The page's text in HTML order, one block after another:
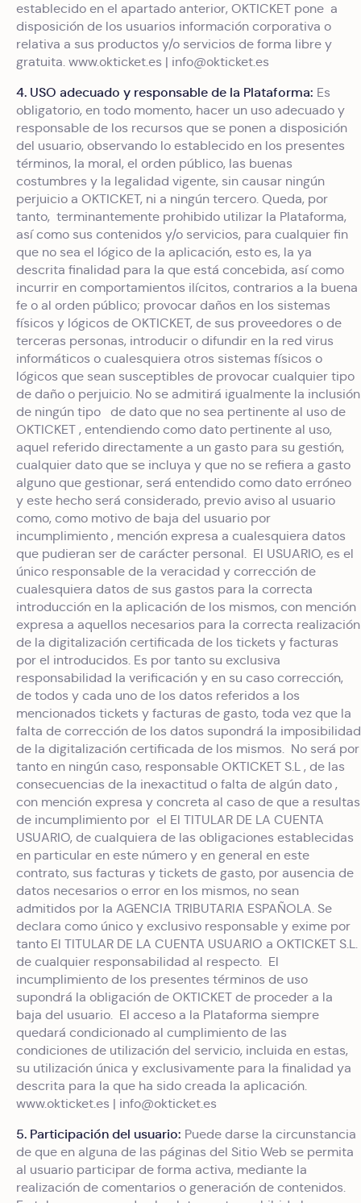
establecido en el apartado anterior, OKTICKET pone a
disposición de los usuarios información corporativa o
relativa a sus productos y/o servicios de forma libre y
gratuita. www.okticket.es | info@okticket.es
4. USO adecuado y responsable de la Plataforma: Es
obligatorio, en todo momento, hacer un uso adecuado y
responsable de los recursos que se ponen a disposición
del usuario, observando lo establecido en los presentes
términos, la moral, el orden público, las buenas
costumbres y la legalidad vigente, sin causar ningún
perjuicio a OKTICKET, ni a ningún tercero. Queda, por
tanto, terminantemente prohibido utilizar la Plataforma,
así como sus contenidos y/o servicios, para cualquier fin
que no sea el lógico de la aplicación, esto es, la ya
descrita finalidad para la que está concebida, así como
incurrir en comportamientos ilícitos, contrarios a la buena
fe o al orden público; provocar daños en los sistemas
físicos y lógicos de OKTICKET, de sus proveedores o de
terceras personas, introducir o difundir en la red virus
informáticos o cualesquiera otros sistemas físicos o
lógicos que sean susceptibles de provocar cualquier tipo
de daño o perjuicio. No se admitirá igualmente la inclusión
de ningún tipo de dato que no sea pertinente al uso de
OKTICKET , entendiendo como dato pertinente al uso,
aquel referido directamente a un gasto para su gestión,
cualquier dato que se incluya y que no se refiera a gasto
alguno que gestionar, será entendido como dato erróneo
y este hecho será considerado, previo aviso al usuario
como, como motivo de baja del usuario por
incumplimiento , mención expresa a cualesquiera datos
que pudieran ser de carácter personal. El USUARIO, es el
único responsable de la veracidad y corrección de
cualesquiera datos de sus gastos para la correcta
introducción en la aplicación de los mismos, con mención
expresa a aquellos necesarios para la correcta realización
de la digitalización certificada de los tickets y facturas
por el introducidos. Es por tanto su exclusiva
responsabilidad la verificación y en su caso corrección,
de todos y cada uno de los datos referidos a los
mencionados tickets y facturas de gasto, toda vez que la
falta de corrección de los datos supondrá la imposibilidad
de la digitalización certificada de los mismos. No será por
tanto en ningún caso, responsable OKTICKET S.L , de las
consecuencias de la inexactitud o falta de algún dato ,
con mención expresa y concreta al caso de que a resultas
de incumplimiento por el El TITULAR DE LA CUENTA
USUARIO, de cualquiera de las obligaciones establecidas
en particular en este número y en general en este
contrato, sus facturas y tickets de gasto, por ausencia de
datos necesarios o error en los mismos, no sean
admitidos por la AGENCIA TRIBUTARIA ESPAÑOLA. Se
declara como único y exclusivo responsable y exime por
tanto El TITULAR DE LA CUENTA USUARIO a OKTICKET S.L.
de cualquier responsabilidad al respecto. El
incumplimiento de los presentes términos de uso
supondrá la obligación de OKTICKET de proceder a la
baja del usuario. El acceso a la Plataforma siempre
quedará condicionado al cumplimiento de las
condiciones de utilización del servicio, incluida en estas,
su utilización única y exclusivamente para la finalidad ya
descrita para la que ha sido creada la aplicación.
www.okticket.es | info@okticket.es
5. Participación del usuario: Puede darse la circunstancia
de que en alguna de las páginas del Sitio Web se permita
al usuario participar de forma activa, mediante la
realización de comentarios o generación de contenidos.